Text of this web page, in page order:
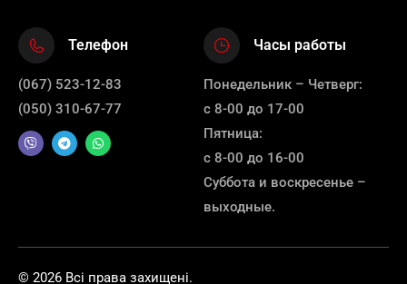
Телефон
(067) 523-12-83
(050) 310-67-77
Часы работы
Понедельник – Четверг:
с 8-00 до 17-00
Пятница:
с 8-00 до 16-00
Суббота и воскресенье –
выходные.
© 2026 Всі права захищені.